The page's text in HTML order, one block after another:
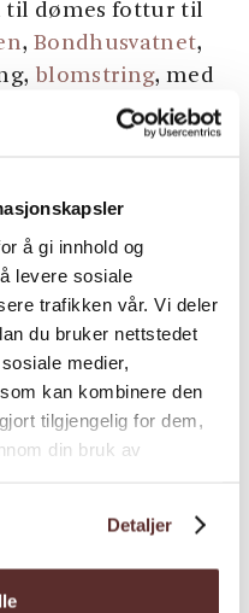
å gi innhold og
levere sosiale
trafikken vår. Vi deler
du bruker nettstedet
medier,
kan kombinere den
tilgjengelig for dem,
din bruk av
Detaljer
til dømes fottur til
, Bondhusvatnet,
blomstring, med